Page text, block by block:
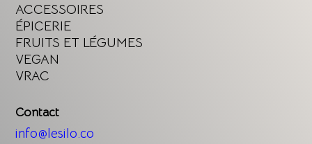
ACCESSOIRES
ÉPICERIE
FRUITS ET LÉGUMES
VEGAN
VRAC
Contact
info@lesilo.co